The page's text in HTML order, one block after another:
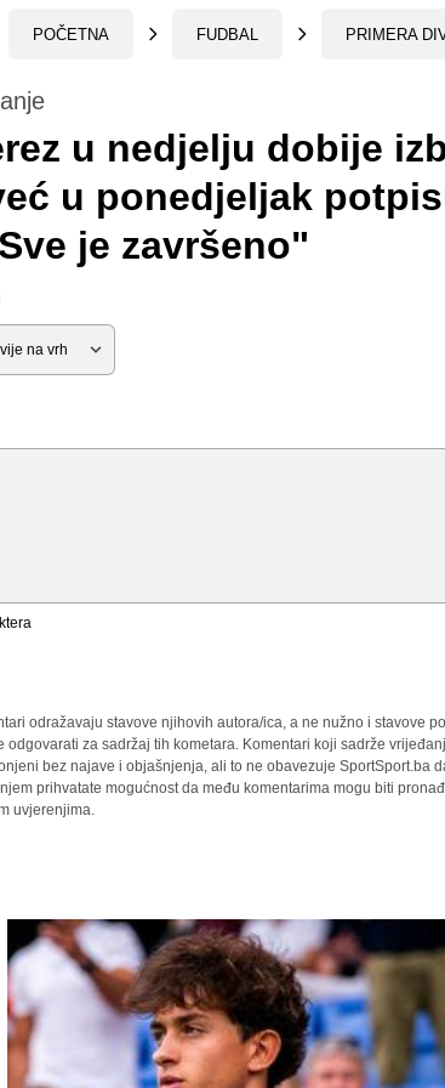
POČETNA FUDBAL PRIMERA
u nedjelju dobije
u ponedjeljak
je završeno"
odražavaju stavove njihovih autora/ica, a ne nužno i stavove
odgovarati za sadržaj tih kometara. Komentari koji sadrže
bez najave i objašnjenja, ali to ne obavezuje SportSport.ba
prihvatate mogućnost da među komentarima mogu biti
uvjerenjima.